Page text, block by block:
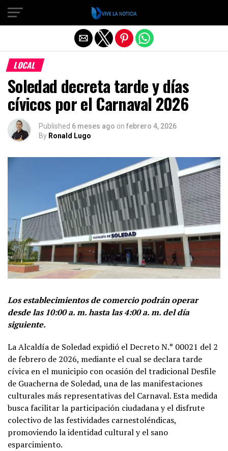
LOCAL
Soledad decreta tarde y días
cívicos por el Carnaval 2026
Published 6 meses ago on febrero 4, 2026
By Ronald Lugo
Los establecimientos de comercio podrán operar
desde las 10:00 a. m. hasta las 4:00 a. m. del día
siguiente.
La Alcaldía de Soledad expidió el Decreto N.° 00021 del 2
de febrero de 2026, mediante el cual se declara tarde
cívica en el municipio con ocasión del tradicional Desfile
de Guacherna de Soledad, una de las manifestaciones
culturales más representativas del Carnaval. Esta medida
busca facilitar la participación ciudadana y el disfrute
colectivo de las festividades carnestoléndicas,
promoviendo la identidad cultural y el sano
esparcimiento.
Salir de la versión móvil